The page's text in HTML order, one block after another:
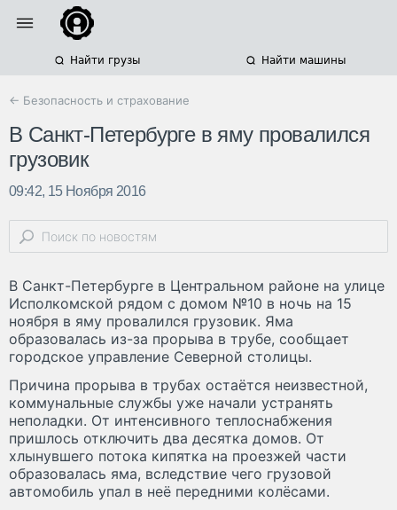
Найти грузы Найти машины
← Безопасность и страхование
В Санкт-Петербурге в яму провалился
грузовик
09:42, 15 Ноября 2016
В Санкт-Петербурге в Центральном районе на улице
Исполкомской рядом с домом №10 в ночь на 15
ноября в яму провалился грузовик. Яма
образовалась из-за прорыва в трубе, сообщает
городское управление Северной столицы.
Причина прорыва в трубах остаётся неизвестной,
коммунальные службы уже начали устранять
неполадки. От интенсивного теплоснабжения
пришлось отключить два десятка домов. От
хлынувшего потока кипятка на проезжей части
образовалась яма, вследствие чего грузовой
автомобиль упал в неё передними колёсами.